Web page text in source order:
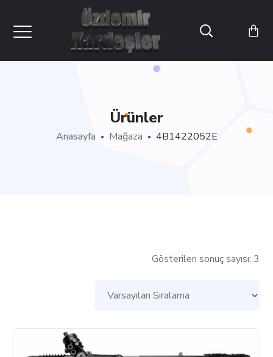
Ürünler
Anasayfa Mağaza 4B1422052E
Gösterilen sonuç sayısı: 3